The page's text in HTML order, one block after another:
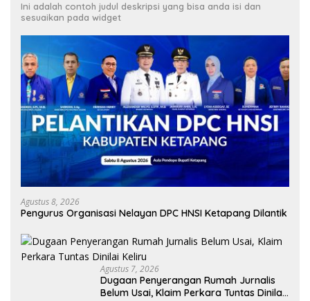
Ini adalah contoh judul deskripsi yang bisa anda isi dan
sesuaikan pada widget
Agustus 8, 2026
Pengurus Organisasi Nelayan DPC HNSI Ketapang Dilantik
Agustus 7, 2026
Dugaan Penyerangan Rumah Jurnalis
Belum Usai, Klaim Perkara Tuntas Dinilai